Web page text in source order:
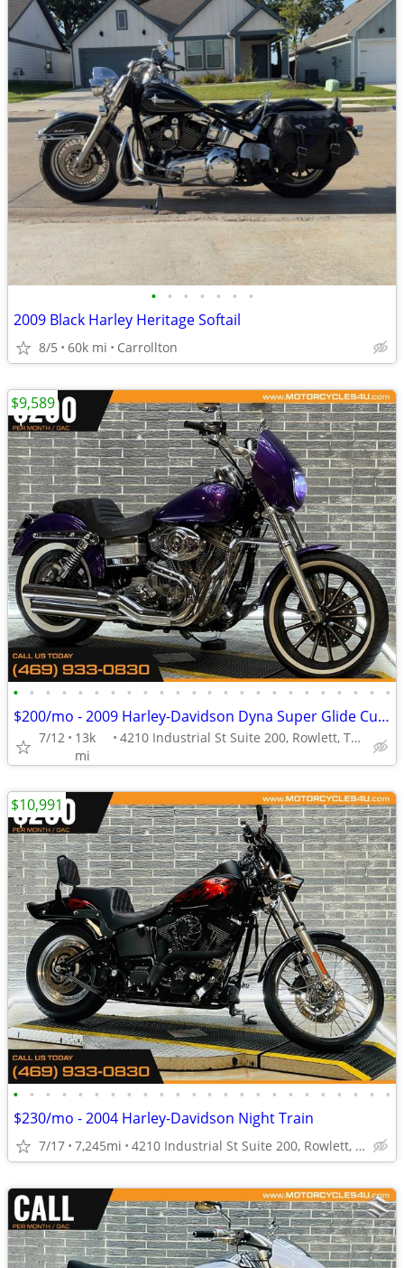
• • • • • • •
2009 Black Harley Heritage Softail
8/5 60k mi Carrollton
• • • • • • • • • • • • • • • • • • • • • • • •
$200/mo - 2009 Harley-Davidson Dyna Super Glide Custom FXDC
7/12
13k
mi
4210 Industrial St Suite 200, Rowlett, TX 75088
$9,589
• • • • • • • • • • • • • • • • • • • • • • • •
$230/mo - 2004 Harley-Davidson Night Train
7/17 7,245mi 4210 Industrial St Suite 200, Rowlett, TX 75088
$10,991